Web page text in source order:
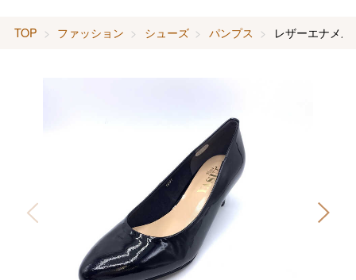
TOP ファッション シューズ パンプス レザーエナメ